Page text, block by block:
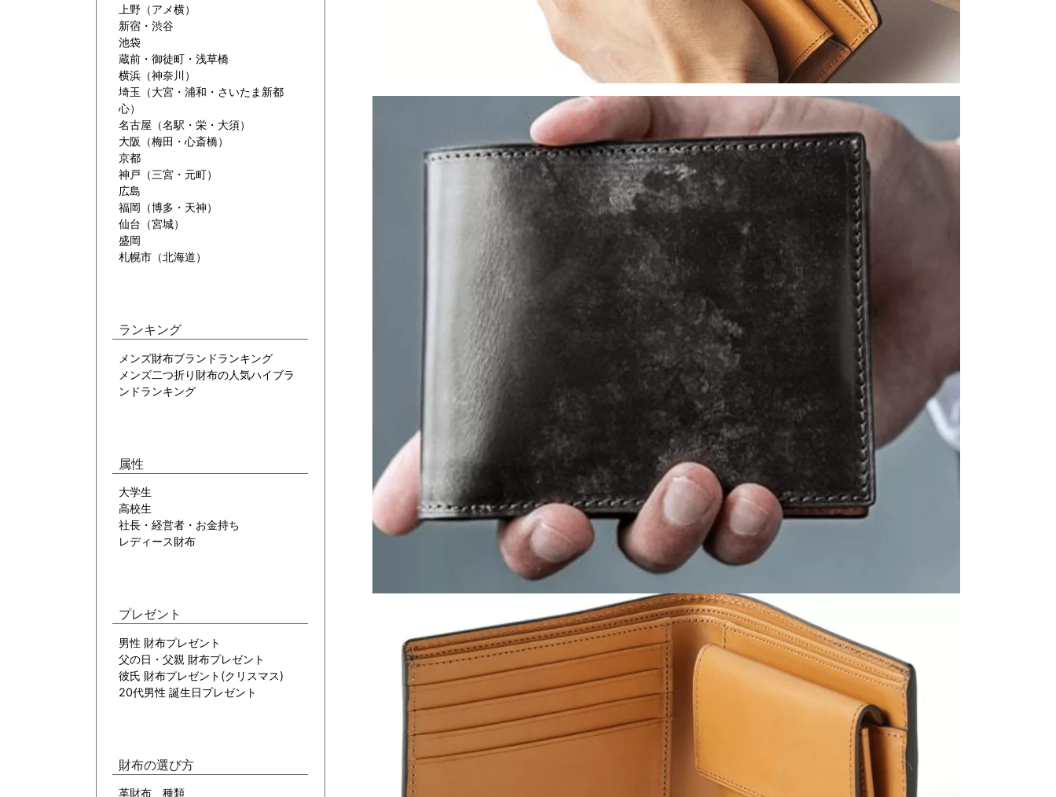
上野（アメ横）
新宿・渋谷
池袋
蔵前・御徒町・浅草橋
横浜（神奈川）
埼玉（大宮・浦和・さいたま新都
心）
名古屋（名駅・栄・大須）
大阪（梅田・心斎橋）
京都
神戸（三宮・元町）
広島
福岡（博多・天神）
仙台（宮城）
盛岡
札幌市（北海道）
ランキング
メンズ財布ブランドランキング
メンズ二つ折り財布の人気ハイブラ
ンドランキング
属性
大学生
高校生
社長・経営者・お金持ち
レディース財布
プレゼント
男性 財布プレゼント
父の日・父親 財布プレゼント
彼氏 財布プレゼント(クリスマス)
20代男性 誕生日プレゼント
財布の選び方
革財布 種類